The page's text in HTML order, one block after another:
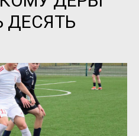
ДЕСЯТЬ